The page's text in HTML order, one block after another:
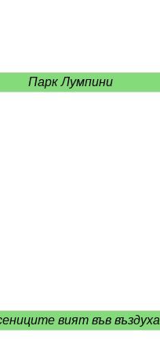
Парк Лумпини
вият във въздуха